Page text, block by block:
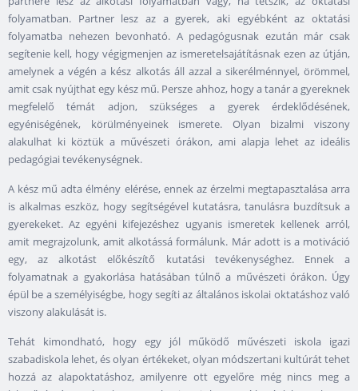
folyamatban. Partner lesz az a gyerek, aki egyébként az oktatási
folyamatba nehezen bevonható. A pedagógusnak ezután már csak
segítenie kell, hogy végigmenjen az ismeretelsajátításnak ezen az útján,
amelynek a végén a kész alkotás áll azzal a sikerélménnyel, örömmel,
amit csak nyújthat egy kész mű. Persze ahhoz, hogy a tanár a gyereknek
megfelelő témát adjon, szükséges a gyerek érdeklődésének,
egyéniségének, körülményeinek ismerete. Olyan bizalmi viszony
alakulhat ki köztük a művészeti órákon, ami alapja lehet az ideális
pedagógiai tevékenységnek.
A kész mű adta élmény elérése, ennek az érzelmi megtapasztalása arra
is alkalmas eszköz, hogy segítségével kutatásra, tanulásra buzdítsuk a
gyerekeket. Az egyéni kifejezéshez ugyanis ismeretek kellenek arról,
amit megrajzolunk, amit alkotássá formálunk. Már adott is a motiváció
egy, az alkotást előkészítő kutatási tevékenységhez. Ennek a
folyamatnak a gyakorlása hatásában túlnő a művészeti órákon. Úgy
épül be a személyiségbe, hogy segíti az általános iskolai oktatáshoz való
viszony alakulását is.
Tehát kimondható, hogy egy jól működő művészeti iskola igazi
szabadiskola lehet, és olyan értékeket, olyan módszertani kultúrát tehet
hozzá az alapoktatáshoz, amilyenre ott egyelőre még nincs meg a